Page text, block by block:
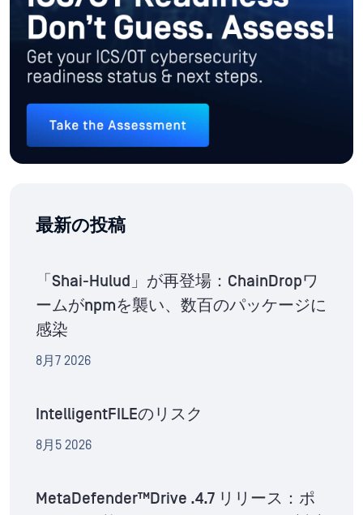
最新の投稿
「Shai-Hulud」が再登場：ChainDropワ
ームがnpmを襲い、数百のパッケージに
感染
8月7 2026
IntelligentFILEのリスク
8月5 2026
MetaDefender™Drive .4.7 リリース：ポ